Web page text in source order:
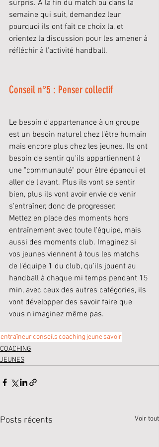
surpris. A la fin du match ou dans la
semaine qui suit, demandez leur
pourquoi ils ont fait ce choix la, et
orientez la discussion pour les amener à
réfléchir à l’activité handball.
Conseil n°5 : Penser collectif
Le besoin d'appartenance à un groupe
est un besoin naturel chez l'être humain
mais encore plus chez les jeunes. Ils ont
besoin de sentir qu'ils appartiennent à
une "communauté" pour être épanoui et
aller de l'avant. Plus ils vont se sentir
bien, plus ils vont avoir envie de venir
s'entraîner, donc de progresser.
Mettez en place des moments hors
entraînement avec toute l'équipe, mais
aussi des moments club. Imaginez si
vos jeunes viennent à tous les matchs
de l'équipe 1 du club, qu'ils jouent au
handball à chaque mi temps pendant 15
min, avec ceux des autres catégories, ils
vont développer des savoir faire que
vous n'imaginez même pas.
entraîneurconseilscoaching jeunesavoir
COACHING
JEUNES
Posts récents Voir tout